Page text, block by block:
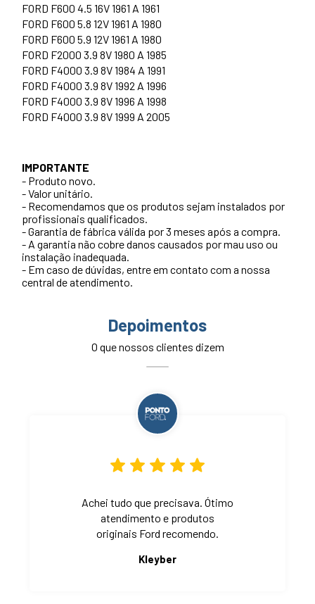
FORD F600 4.5 16V 1961 A 1961
FORD F600 5.8 12V 1961 A 1980
FORD F600 5.9 12V 1961 A 1980
FORD F2000 3.9 8V 1980 A 1985
FORD F4000 3.9 8V 1984 A 1991
FORD F4000 3.9 8V 1992 A 1996
FORD F4000 3.9 8V 1996 A 1998
FORD F4000 3.9 8V 1999 A 2005
IMPORTANTE
- Produto novo.
- Valor unitário.
- Recomendamos que os produtos sejam instalados por
profissionais qualificados.
- Garantia de fábrica válida por 3 meses após a compra.
- A garantia não cobre danos causados por mau uso ou
instalação inadequada.
- Em caso de dúvidas, entre em contato com a nossa
central de atendimento.
Depoimentos
O que nossos clientes dizem
Achei tudo que precisava. Ótimo
atendimento e produtos
originais Ford recomendo.
Kleyber